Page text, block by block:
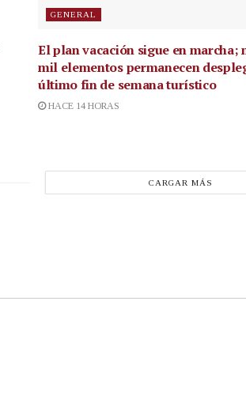
GENERAL
El plan vacación sigue en marcha;
mil elementos permanecen
último fin de semana turístico
HACE 14 HORAS
CARGAR MÁS